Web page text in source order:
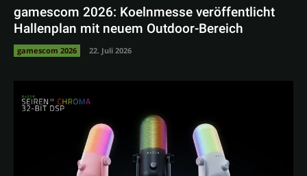
gamescom 2026: Koelnmesse veröffentlicht
Hallenplan mit neuem Outdoor-Bereich
gamescom 2026 22. Juli 2026